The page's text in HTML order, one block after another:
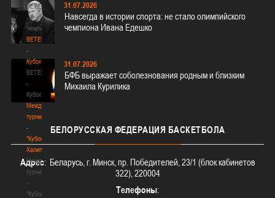
BETERA
-
Чемпионат
BETERA
-
Кубок
BETERA
-
Кубок
Международный
турнир
-
"Кубок
Халипского"
Международный
турнир
-
"Кубок
31.07.2026
Навсегда в истории спорта: не стало олимпийского
чемпиона Ивана Едешко
31.07.2026
БФБ выражает соболезнования родным и близким
Михаила Курилика
БЕЛОРУССКАЯ ФЕДЕРАЦИЯ БАСКЕТБОЛА
Адрес: Беларусь, г. Минск, пр. Победителей, 23/1 (блок кабинетов
322), 220004
Телефоны: